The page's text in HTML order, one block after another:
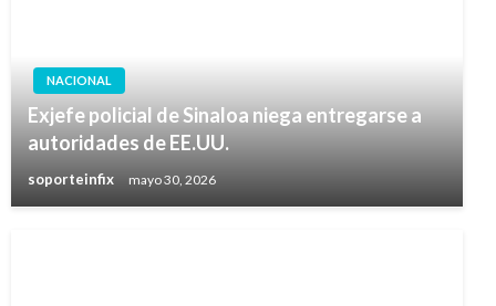
NACIONAL
Exjefe policial de Sinaloa niega entregarse a
autoridades de EE.UU.
soporteinfix mayo 30, 2026